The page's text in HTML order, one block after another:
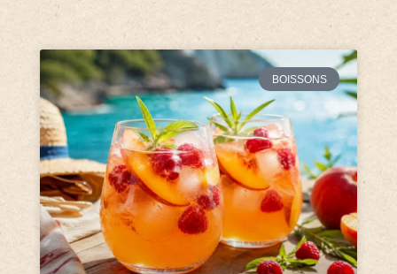
BOISSONS